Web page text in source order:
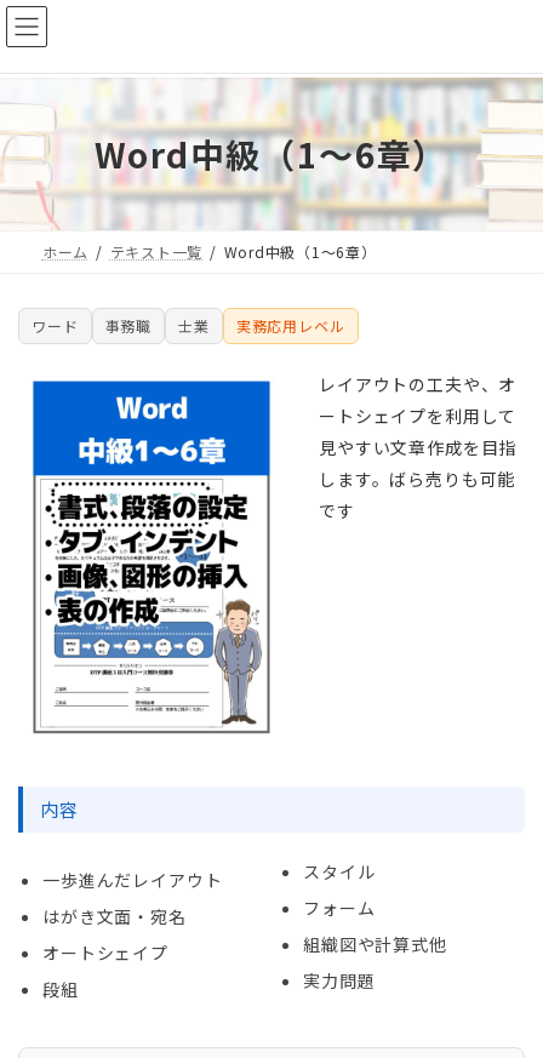
コ
ン
テ
ン
ツ
へ
ナ
ビ
ゲ
ー
シ
ョ
Word中級（1～6章）
ホーム テキスト一覧 Word中級（1～6章）
ワード 事務職 士業 実務応用レベル
レイアウトの工夫や、オ
ートシェイプを利用して
見やすい文章作成を目指
します。ばら売りも可能
です
内容
一歩進んだレイアウト
はがき文面・宛名
オートシェイプ
段組
スタイル
フォーム
組織図や計算式他
実力問題